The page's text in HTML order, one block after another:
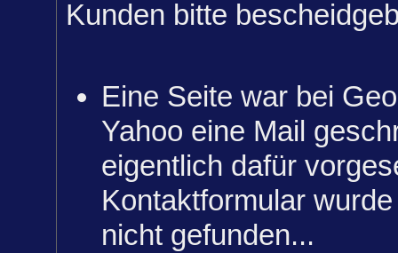
Kunden bitte
Eine Seite war bei
Yahoo eine Mail
eigentlich dafür
Kontaktformular
nicht gefunden...